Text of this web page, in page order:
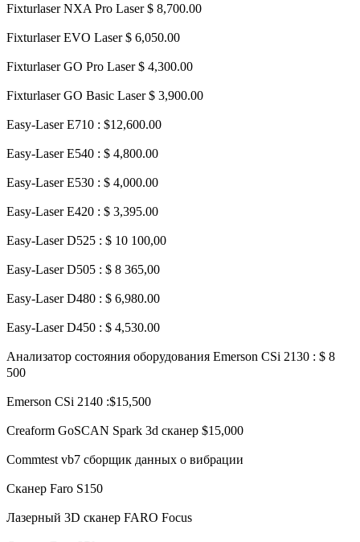
Fixturlaser NXA Pro Laser $ 8,700.00
Fixturlaser EVO Laser $ 6,050.00
Fixturlaser GO Pro Laser $ 4,300.00
Fixturlaser GO Basic Laser $ 3,900.00
Easy-Laser E710 : $12,600.00
Easy-Laser E540 : $ 4,800.00
Easy-Laser E530 : $ 4,000.00
Easy-Laser E420 : $ 3,395.00
Easy-Laser D525 : $ 10 100,00
Easy-Laser D505 : $ 8 365,00
Easy-Laser D480 : $ 6,980.00
Easy-Laser D450 : $ 4,530.00
Анализатор состояния оборудования Emerson CSi 2130 : $ 8
500
Emerson CSi 2140 :$15,500
Creaform GoSCAN Spark 3d сканер $15,000
Commtest vb7 сборщик данных о вибрации
Сканер Faro S150
Лазерный 3D сканер FARO Focus